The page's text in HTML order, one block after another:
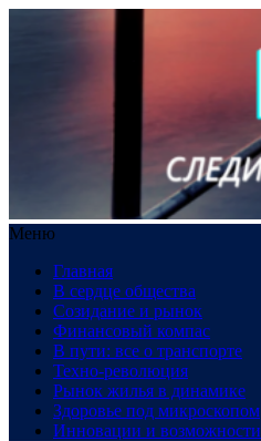
Меню
Главная
В сердце общества
Созидание и рынок
Финансовый компас
В пути: все о транспорте
Техно-революция
Рынок жилья в динамике
Здоровье под микроскопом
Инновации и возможности